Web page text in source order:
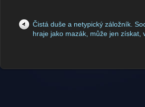
Čistá duše a netypický záložník.
hraje jako mazák, může jen získat,